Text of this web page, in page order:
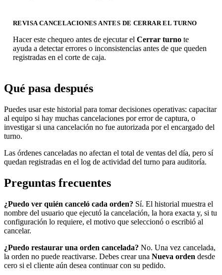
REVISA CANCELACIONES ANTES DE CERRAR EL TURNO
Hacer este chequeo antes de ejecutar el Cerrar turno te
ayuda a detectar errores o inconsistencias antes de que queden
registradas en el corte de caja.
Qué pasa después
Puedes usar este historial para tomar decisiones operativas: capacitar
al equipo si hay muchas cancelaciones por error de captura, o
investigar si una cancelación no fue autorizada por el encargado del
turno.
Las órdenes canceladas no afectan el total de ventas del día, pero sí
quedan registradas en el log de actividad del turno para auditoría.
Preguntas frecuentes
¿Puedo ver quién canceló cada orden? Sí. El historial muestra el
nombre del usuario que ejecutó la cancelación, la hora exacta y, si tu
configuración lo requiere, el motivo que seleccionó o escribió al
cancelar.
¿Puedo restaurar una orden cancelada? No. Una vez cancelada,
la orden no puede reactivarse. Debes crear una Nueva orden desde
cero si el cliente aún desea continuar con su pedido.